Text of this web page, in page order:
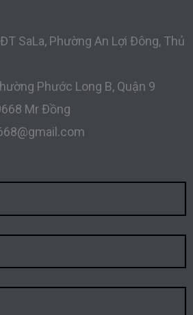
SaLa, Phường An Lợi Đông, Thủ
Phước Long B, Quận 9
Mr Đồng